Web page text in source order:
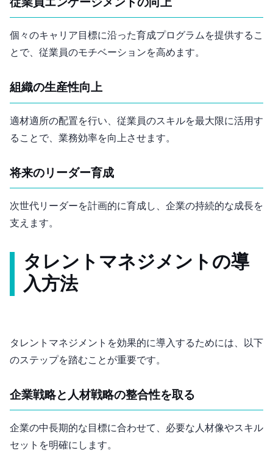
従業員エンゲージメントの向上
個々のキャリア目標に沿った育成プログラムを提供するこ
とで、従業員のモチベーションを高めます。
組織の生産性向上
適材適所の配置を行い、従業員のスキルを最大限に活用す
ることで、業務効率を向上させます。
将来のリーダー育成
次世代リーダーを計画的に育成し、企業の持続的な成長を
支えます。
タレントマネジメントの導
入方法
タレントマネジメントを効果的に導入するためには、以下
のステップを踏むことが重要です。
企業戦略と人材戦略の整合性を取る
企業の中長期的な目標に合わせて、必要な人材像やスキル
セットを明確にします。